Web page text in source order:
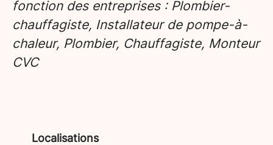
fonction des entreprises : Plombier-
chauffagiste, Installateur de pompe-à-
chaleur, Plombier, Chauffagiste, Monteur
CVC
Localisations